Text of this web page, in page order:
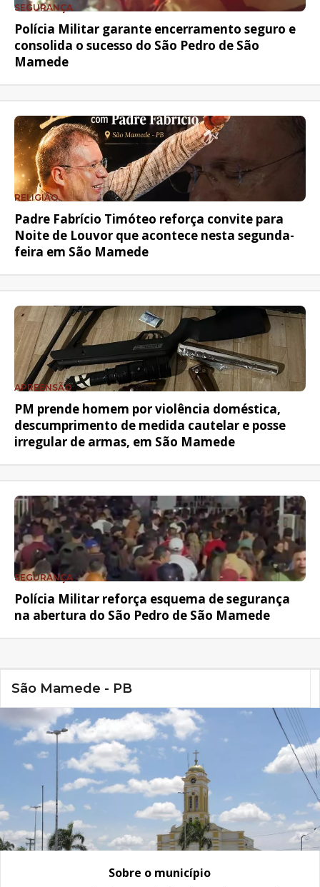
SEGURANÇA
Polícia Militar garante encerramento seguro e
consolida o sucesso do São Pedro de São
Mamede
RELIGIÃO
Padre Fabrício Timóteo reforça convite para
Noite de Louvor que acontece nesta segunda-
feira em São Mamede
APREENSÃO
PM prende homem por violência doméstica,
descumprimento de medida cautelar e posse
irregular de armas, em São Mamede
SEGURANÇA
Polícia Militar reforça esquema de segurança
na abertura do São Pedro de São Mamede
São Mamede - PB
Sobre o município